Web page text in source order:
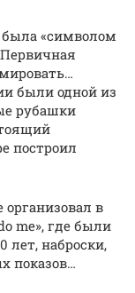
была «символом
были одной из
рубашки
построил
в
me», где были
лет, наброски,
показов…